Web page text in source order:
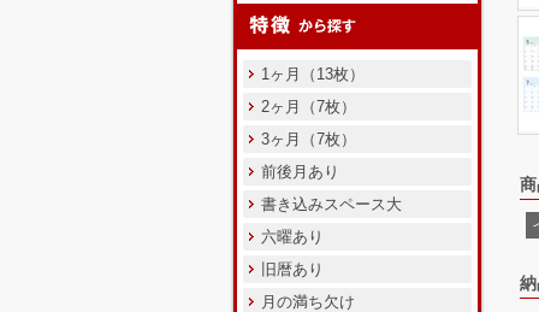
1ヶ月（13枚）
2ヶ月（7枚）
3ヶ月（7枚）
前後月あり
書き込みスペース大
六曜あり
旧暦あり
月の満ち欠け